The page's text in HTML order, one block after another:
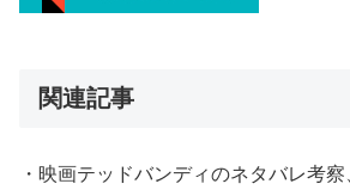
関連記事
・映画テッドバンディのネタバレ考